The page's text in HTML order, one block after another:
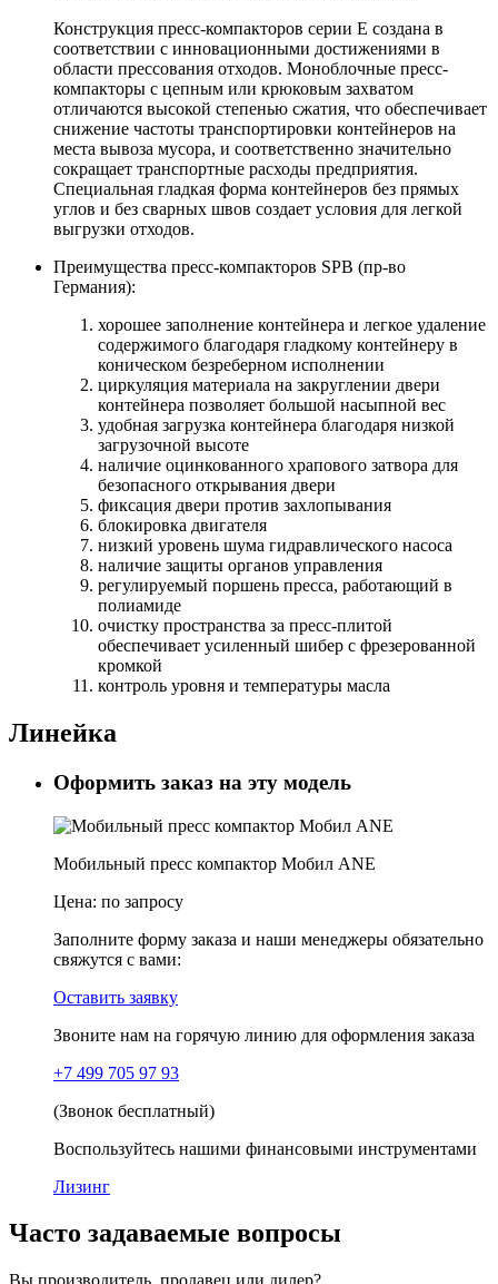
Конструкция пресс-компакторов серии Е создана в
соответствии с инновационными достижениями в
области прессования отходов. Моноблочные пресс-
компакторы с цепным или крюковым захватом
отличаются высокой степенью сжатия, что обеспечивает
снижение частоты транспортировки контейнеров на
места вывоза мусора, и соответственно значительно
сокращает транспортные расходы предприятия.
Специальная гладкая форма контейнеров без прямых
углов и без сварных швов создает условия для легкой
выгрузки отходов.
Преимущества пресс-компакторов SPB (пр-во
Германия):
хорошее заполнение контейнера и легкое удаление
содержимого благодаря гладкому контейнеру в
коническом безреберном исполнении
циркуляция материала на закруглении двери
контейнера позволяет большой насыпной вес
удобная загрузка контейнера благодаря низкой
загрузочной высоте
наличие оцинкованного храпового затвора для
безопасного открывания двери
фиксация двери против захлопывания
блокировка двигателя
низкий уровень шума гидравлического насоса
наличие защиты органов управления
регулируемый поршень пресса, работающий в
полиамиде
очистку пространства за пресс-плитой
обеспечивает усиленный шибер с фрезерованной
кромкой
контроль уровня и температуры масла
Линейка
Оформить заказ на эту модель
Мобильный пресс компактор Мобил ANE
Цена: по запросу
Заполните форму заказа и наши менеджеры обязательно
свяжутся с вами:
Оставить заявку
Звоните нам на горячую линию для оформления заказа
+7 499 705 97 93
(Звонок бесплатный)
Воспользуйтесь нашими финансовыми инструментами
Лизинг
Часто задаваемые вопросы